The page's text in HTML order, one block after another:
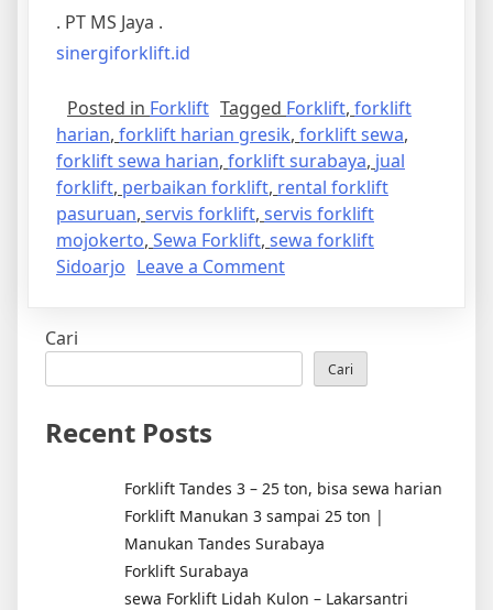
. PT MS Jaya .
sinergiforklift.id
Posted in Forklift Tagged Forklift, forklift
harian, forklift harian gresik, forklift sewa,
forklift sewa harian, forklift surabaya, jual
forklift, perbaikan forklift, rental forklift
pasuruan, servis forklift, servis forklift
mojokerto, Sewa Forklift, sewa forklift
Sidoarjo Leave a Commenton
servis
Cari
Cari
Recent Posts
Forklift Tandes 3 – 25 ton, bisa sewa harian
Forklift Manukan 3 sampai 25 ton |
Manukan Tandes Surabaya
Forklift Surabaya
sewa Forklift Lidah Kulon – Lakarsantri